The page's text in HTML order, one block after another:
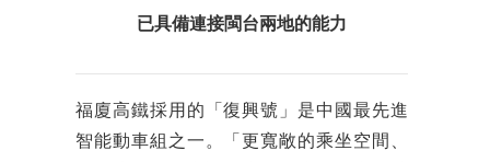
已具備連接閩台兩地的能力
福廈高鐵採用的「復興號」是中國最先進
智能動車組之一。「更寬敞的乘坐空間、